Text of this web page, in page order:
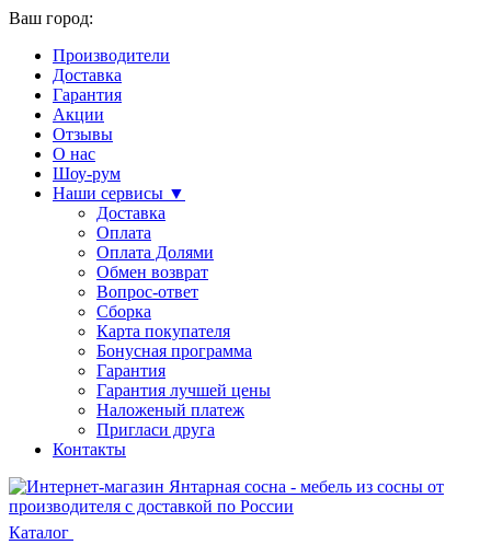
Ваш город:
Производители
Доставка
Гарантия
Акции
Отзывы
О нас
Шоу-рум
Наши сервисы ▼
Доставка
Оплата
Оплата Долями
Обмен возврат
Вопрос-ответ
Сборка
Карта покупателя
Бонусная программа
Гарантия
Гарантия лучшей цены
Наложеный платеж
Пригласи друга
Контакты
Каталог